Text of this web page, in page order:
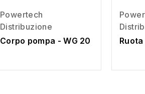
Powertech
Distribuzione
Corpo pompa - WG 20